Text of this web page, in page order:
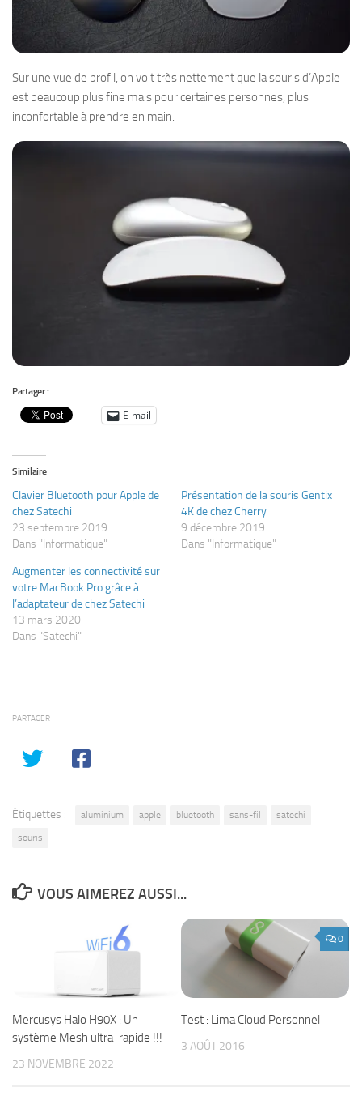
Sur une vue de profil, on voit très nettement que la souris d’Apple
est beaucoup plus fine mais pour certaines personnes, plus
inconfortable à prendre en main.
Partager :
E-mail
Similaire
Clavier Bluetooth pour Apple de
chez Satechi
23 septembre 2019
Dans "Informatique"
Présentation de la souris Gentix
4K de chez Cherry
9 décembre 2019
Dans "Informatique"
Augmenter les connectivité sur
votre MacBook Pro grâce à
l’adaptateur de chez Satechi
13 mars 2020
Dans "Satechi"
PARTAGER
Étiquettes : aluminium apple bluetooth sans-fil
satechi
souris
VOUS AIMEREZ AUSSI...
Mercusys Halo H90X : Un
système Mesh ultra-rapide !!!
23 NOVEMBRE 2022
0
Test : Lima Cloud Personnel
3 AOÛT 2016